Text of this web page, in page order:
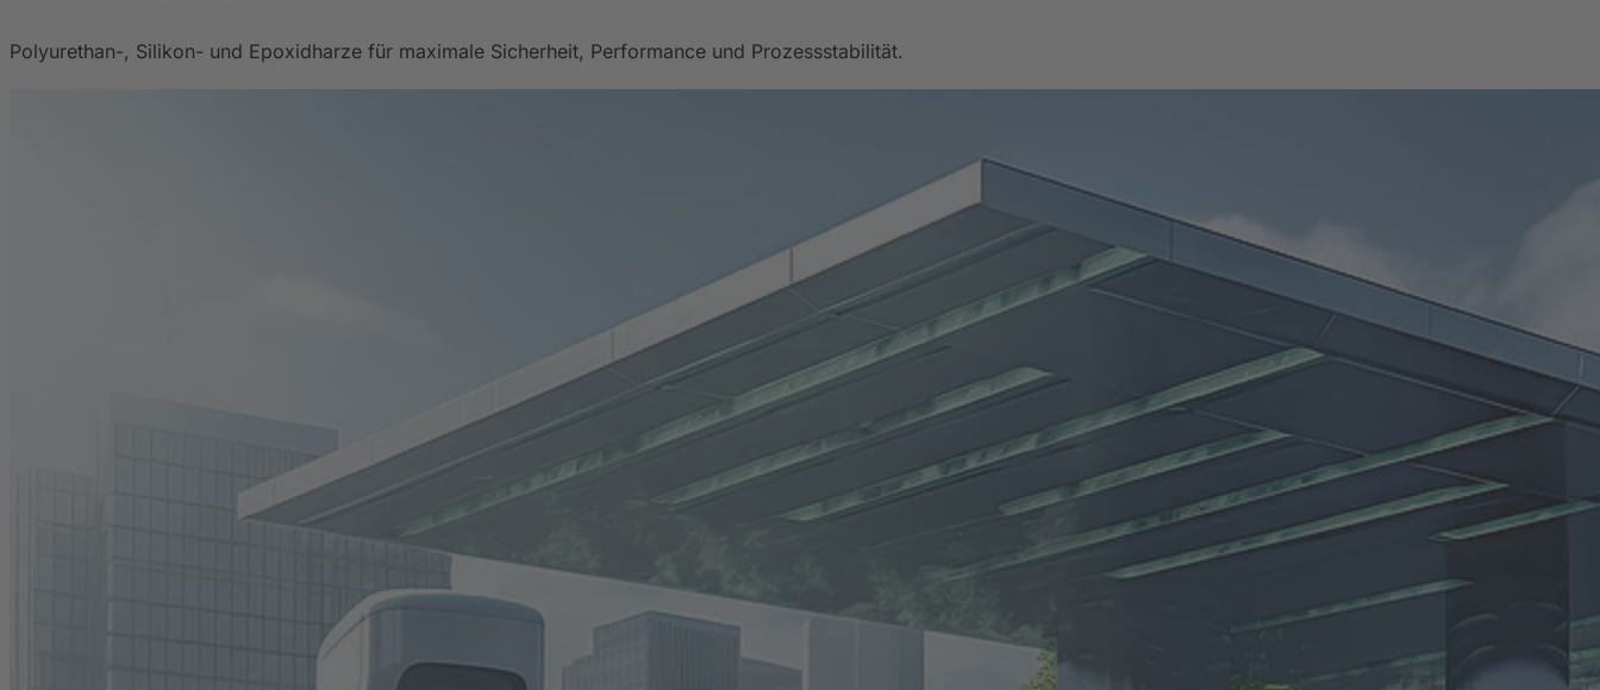
Polyurethan-, Silikon- und Epoxidharze für maximale Sicherheit, Performance und Prozessstabilität.